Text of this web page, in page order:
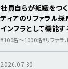
社員自らが組織をつ
ティアのリファラル
インフラとして機能す
を軸にした採用基盤
#100名～1000名#リファラ
2026.07.30